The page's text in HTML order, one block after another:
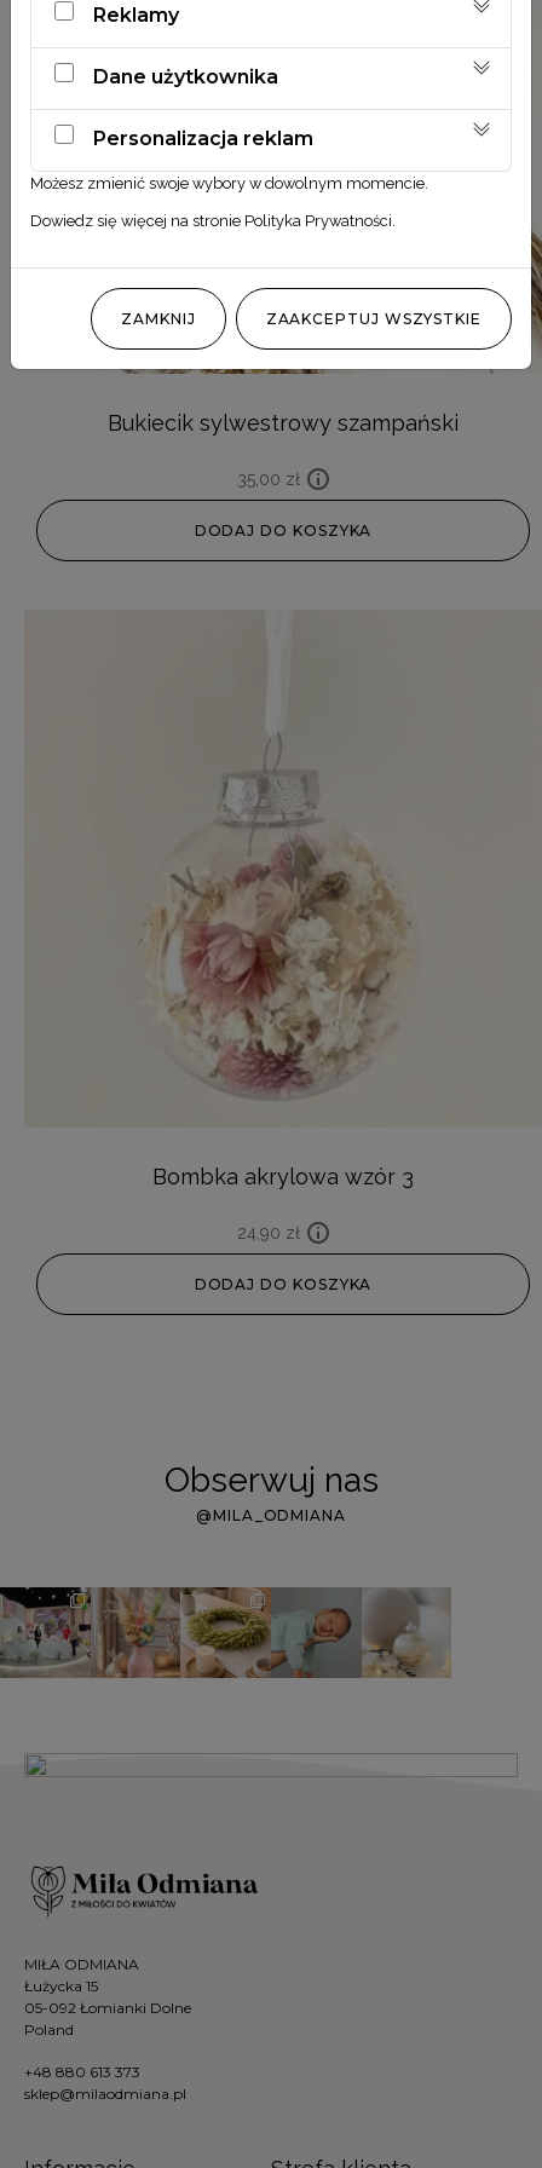
Bukiecik sylwestrowy szampański
35,00 zł
DODAJ DO KOSZYKA
Bombka akrylowa wzór 3
24,90 zł
DODAJ DO KOSZYKA
Obserwuj nas
@MILA_ODMIANA
MIŁA ODMIANA
Łużycka 15
05-092 Łomianki Dolne
Poland
+48 880 613 373
sklep@milaodmiana.pl
Reklamy
Dane użytkownika
Personalizacja reklam
Możesz zmienić swoje wybory w dowolnym momencie.
Dowiedz się więcej na stronie Polityka Prywatności.
ZAMKNIJ ZAAKCEPTUJ WSZYSTKIE